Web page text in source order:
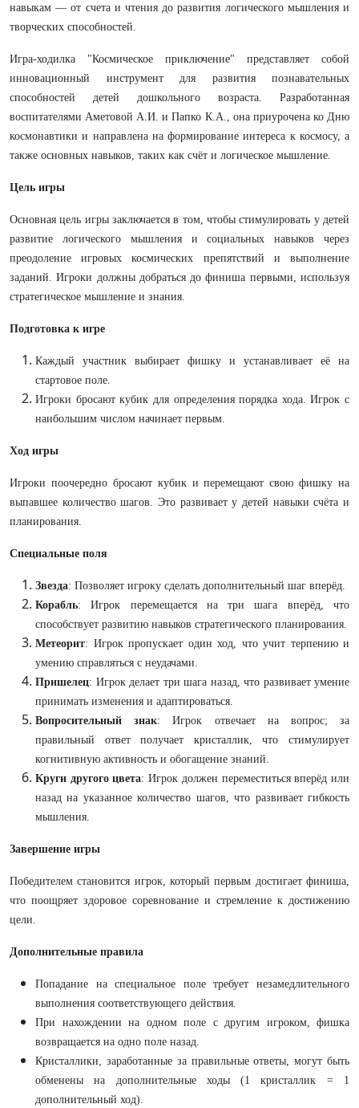
навыкам — от счета и чтения до развития логического мышления и
творческих способностей.
Игра-ходилка "Космическое приключение" представляет собой
инновационный инструмент для развития познавательных
способностей детей дошкольного возраста. Разработанная
воспитателями Аметовой А.И. и Папко К.А., она приурочена ко Дню
космонавтики и направлена на формирование интереса к космосу, а
также основных навыков, таких как счёт и логическое мышление.
Цель игры
Основная цель игры заключается в том, чтобы стимулировать у детей
развитие логического мышления и социальных навыков через
преодоление игровых космических препятствий и выполнение
заданий. Игроки должны добраться до финиша первыми, используя
стратегическое мышление и знания.
Подготовка к игре
Каждый участник выбирает фишку и устанавливает её на
стартовое поле.
Игроки бросают кубик для определения порядка хода. Игрок с
наибольшим числом начинает первым.
Ход игры
Игроки поочередно бросают кубик и перемещают свою фишку на
выпавшее количество шагов. Это развивает у детей навыки счёта и
планирования.
Специальные поля
Звезда: Позволяет игроку сделать дополнительный шаг вперёд.
Корабль: Игрок перемещается на три шага вперёд, что
способствует развитию навыков стратегического планирования.
Метеорит: Игрок пропускает один ход, что учит терпению и
умению справляться с неудачами.
Пришелец: Игрок делает три шага назад, что развивает умение
принимать изменения и адаптироваться.
Вопросительный знак: Игрок отвечает на вопрос; за
правильный ответ получает кристаллик, что стимулирует
когнитивную активность и обогащение знаний.
Круги другого цвета: Игрок должен переместиться вперёд или
назад на указанное количество шагов, что развивает гибкость
мышления.
Завершение игры
Победителем становится игрок, который первым достигает финиша,
что поощряет здоровое соревнование и стремление к достижению
цели.
Дополнительные правила
Попадание на специальное поле требует незамедлительного
выполнения соответствующего действия.
При нахождении на одном поле с другим игроком, фишка
возвращается на одно поле назад.
Кристаллики, заработанные за правильные ответы, могут быть
обменены на дополнительные ходы (1 кристаллик = 1
дополнительный ход).